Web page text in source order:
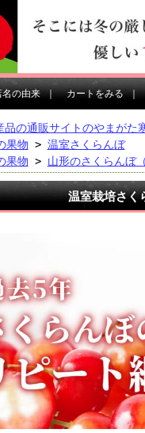
名の由来｜ カートをみる｜
品の通販サイトのやまがた
果物 > 温室さくらんぼ
果物 > 山形のさくらんぼ
温室栽培さ